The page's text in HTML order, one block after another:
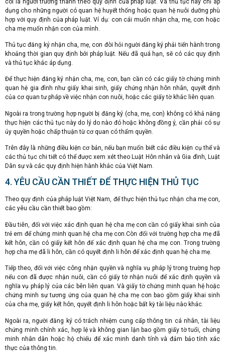
dụng cho những người có quan hệ huyết thống hoặc quan hệ nuôi dưỡng phù
hợp với quy định của pháp luật. Ví dụ: con cái muốn nhận cha, mẹ, con hoặc
cha mẹ muốn nhận con của mình.
Thủ tục đăng ký nhận cha, mẹ, con đòi hỏi người đăng ký phải tiến hành trong
khoảng thời gian quy định bởi pháp luật. Nếu đã quá hạn, sẽ có các quy định
và thủ tục khác áp dụng.
Để thực hiện đăng ký nhận cha, mẹ, con, bạn cần có các giấy tờ chứng minh
quan hệ gia đình như giấy khai sinh, giấy chứng nhận hôn nhân, quyết định
của cơ quan tư pháp về việc nhận con nuôi, hoặc các giấy tờ khác liên quan.
Ngoài ra trong trường hợp người bị đăng ký (cha, mẹ, con) không có khả năng
thực hiện các thủ tục này do lý do nào đó hoặc không đồng ý, cần phải có sự
ủy quyền hoặc chấp thuận từ cơ quan có thẩm quyền.
Trên đây là những điều kiện cơ bản, nếu bạn muốn biết các điều kiện cụ thể và
các thủ tục chi tiết có thể được xem xét theo Luật Hôn nhân và Gia đình, Luật
Dân sự và các quy định hiện hành khác của Việt Nam.
4. YÊU CẦU CẦN THIẾT ĐỂ THỰC HIỆN THỦ TỤC
Theo quy định của pháp luật Việt Nam, để thực hiện thủ tục nhận cha mẹ con,
các yêu cầu cần thiết bao gồm:
Đầu tiên, đối với việc xác định quan hệ cha mẹ con cần có giấy khai sinh của
trẻ em để chứng minh quan hệ cha mẹ con.Còn đối với trường hợp cha mẹ đã
kết hôn, cần có giấy kết hôn để xác định quan hệ cha mẹ con. Trong trường
hợp cha mẹ đã li hôn, cần có quyết định li hôn để xác định quan hệ cha mẹ.
Tiếp theo, đối với việc công nhận quyền và nghĩa vụ pháp lý trong trường hợp
nếu con đã được nhận nuôi, cần có giấy tờ nhận nuôi để xác định quyền và
nghĩa vụ pháp lý của các bên liên quan. Và giấy tờ chứng minh quan hệ hoặc
chứng minh sự tương ứng của quan hệ cha mẹ con bao gồm giấy khai sinh
của cha mẹ, giấy kết hôn, quyết định li hôn hoặc bất kỳ tài liệu nào khác.
Ngoài ra, người đăng ký có trách nhiệm cung cấp thông tin cá nhân, tài liệu
chứng minh chính xác, hợp lệ và không gian lận bao gồm giấy tờ tuổi, chứng
minh nhân dân hoặc hộ chiếu để xác minh danh tính và đảm bảo tính xác
thực của thông tin.